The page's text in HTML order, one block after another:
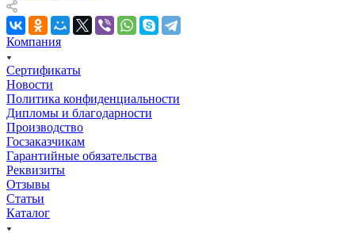
Компания
Сертификаты
Новости
Политика конфиденциальности
Дипломы и благодарности
Производство
Госзаказчикам
Гарантийные обязательства
Реквизиты
Отзывы
Статьи
Каталог